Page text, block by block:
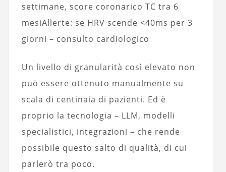
settimane, score coronarico TC tra 6
mesiAllerte: se HRV scende <40ms per 3
giorni – consulto cardiologico
Un livello di granularità così elevato non
può essere ottenuto manualmente su
scala di centinaia di pazienti. Ed è
proprio la tecnologia – LLM, modelli
specialistici, integrazioni – che rende
possibile questo salto di qualità, di cui
parlerò tra poco.